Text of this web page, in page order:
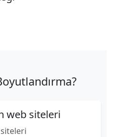
web siteleri